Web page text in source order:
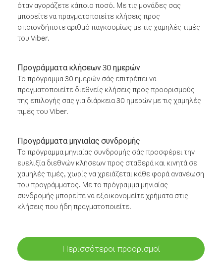
όταν αγοράζετε κάποιο ποσό. Με τις μονάδες σας
μπορείτε να πραγματοποιείτε κλήσεις προς
οποιονδήποτε αριθμό παγκοσμίως με τις χαμηλές τιμές
του Viber.
Προγράμματα κλήσεων 30 ημερών
Το πρόγραμμα 30 ημερών σάς επιτρέπει να
πραγματοποιείτε διεθνείς κλήσεις προς προορισμούς
της επιλογής σας για διάρκεια 30 ημερών με τις χαμηλές
τιμές του Viber.
Προγράμματα μηνιαίας συνδρομής
Το πρόγραμμα μηνιαίας συνδρομής σάς προσφέρει την
ευελιξία διεθνών κλήσεων προς σταθερά και κινητά σε
χαμηλές τιμές, χωρίς να χρειάζεται κάθε φορά ανανέωση
του προγράμματος. Με το πρόγραμμα μηνιαίας
συνδρομής μπορείτε να εξοικονομείτε χρήματα στις
κλήσεις που ήδη πραγματοποιείτε.
Περισσότεροι προορισμοί